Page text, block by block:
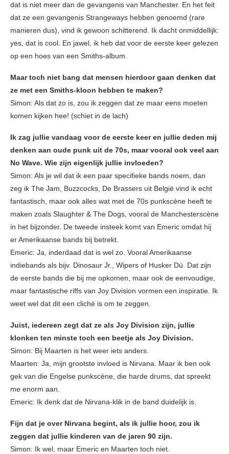
dat is niet meer dan de gevangenis van Manchester. En het feit
dat ze een gevangenis Strangeways hebben genoemd (rare
manieren dus), vind ik gewoon schitterend. Ik dacht onmiddellijk:
yes, dat is cool. En jawel, ik heb dat voor de eerste keer gelezen
op een hoes van een Smiths-album.
Maar toch niet bang dat mensen hierdoor gaan denken dat
ze met een Smiths-kloon hebben te maken?
Simon: Als dat zo is, zou ik zeggen dat ze maar eens moeten
komen kijken hee! (schiet in de lach)
Ik zag jullie vandaag voor de eerste keer en jullie deden mij
denken aan oude punk uit de 70s, maar vooral ook veel aan
No Wave. Wie zijn eigenlijk jullie invloeden?
Simon: Als je wil dat ik een paar specifieke bands noem, dan
zeg ik The Jam, Buzzcocks, De Brassers uit België vind ik echt
fantastisch, maar ook alles wat met de 70s punkscène heeft te
maken zoals Slaughter & The Dogs, vooral de Manchesterscène
in het bijzonder. De tweede insteek komt van Emeric omdat hij
er Amerikaanse bands bij betrekt.
Emeric: Ja, inderdaad dat is wel zo. Vooral Amerikaanse
indiebands als bijv. Dinosaur Jr., Wipers of Husker Dü. Dat zijn
de eerste bands die bij me opkomen, maar ook de eenvoudige,
maar fantastische riffs van Joy Division vormen een inspiratie. Ik
weet wel dat dit een cliché is om te zeggen.
Juist, iedereen zegt dat ze als Joy Division zijn, jullie
klonken ten minste toch een beetje als Joy Division.
Simon: Bij Maarten is het weer iets anders.
Maarten: Ja, mijn grootste invloed is Nirvana. Maar ik ben ook
gek van die Engelse punkscène, die harde drums, dat spreekt
me enorm aan.
Emeric: Ik denk dat de Nirvana-klik in de band duidelijk is.
Fijn dat je over Nirvana begint, als ik jullie hoor, zou ik
zeggen dat jullie kinderen van de jaren 90 zijn.
Simon: Ik wel, maar Emeric en Maarten toch niet.